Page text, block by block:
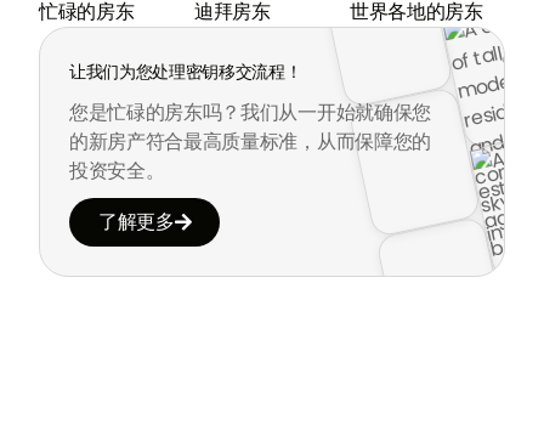
忙碌的房东 迪拜房东 世界各地的房东
让我们为您处理密钥移交流程！
您是忙碌的房东吗？我们从一开始就确保您
的新房产符合最高质量标准，从而保障您的
投资安全。
了解更多